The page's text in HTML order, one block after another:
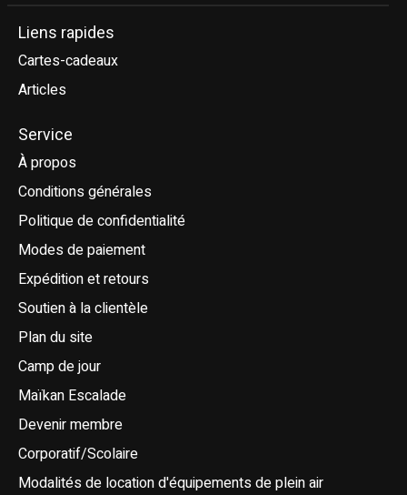
Liens rapides
Cartes-cadeaux
Articles
Service
À propos
Conditions générales
Politique de confidentialité
Modes de paiement
Expédition et retours
Soutien à la clientèle
Plan du site
Camp de jour
Maïkan Escalade
Devenir membre
Corporatif/Scolaire
Modalités de location d'équipements de plein air